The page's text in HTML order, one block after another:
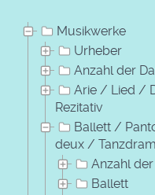
Musikwerke
Urheber
Anzahl der
Arie / Lied /
Rezitativ
Ballett /
deux /
Anzahl
Ballett